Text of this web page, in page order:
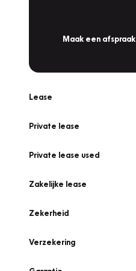
Maak een afspraak
Lease
Private lease
Private lease used
Zakelijke lease
Zekerheid
Verzekering